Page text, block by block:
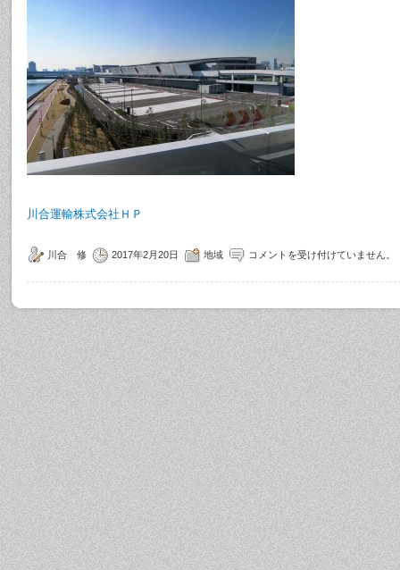
川合運輸株式会社ＨＰ
川合 修 2017年2月20日 地域 コメントを受け付けていません。